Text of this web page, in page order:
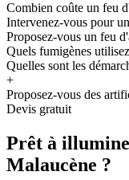
Combien coûte un feu
Intervenez-vous pour
Proposez-vous un feu
Quels fumigènes
Quelles sont les
+
Proposez-vous des
Devis gratuit
Prêt à
Malaucène ?